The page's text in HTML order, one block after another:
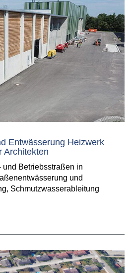
Entwässerung Heizwerk
Architekten
und Betriebsstraßen in
und
Schmutzwasserableitung